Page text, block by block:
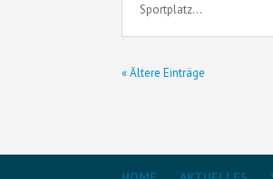
Sportplatz...
« Ältere Einträge